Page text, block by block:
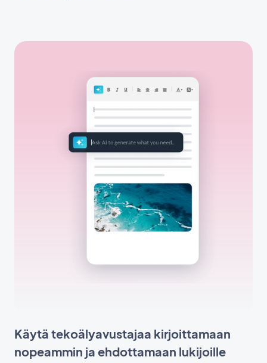
Käytä tekoälyavustajaa kirjoittamaan
nopeammin ja ehdottamaan lukijoille